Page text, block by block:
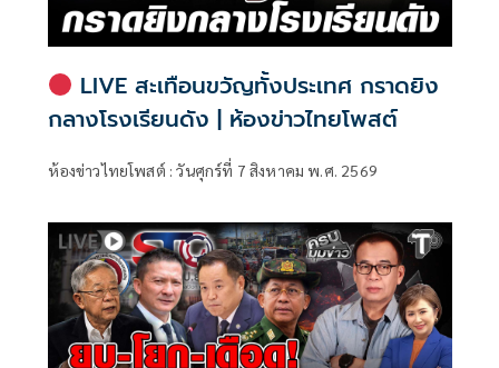
LIVE สะเทือนขวัญทั้งประเทศ กราดยิง
กลางโรงเรียนดัง | ห้องข่าวไทยโพสต์
ห้องข่าวไทยโพสต์ : วันศุกร์ที่ 7 สิงหาคม พ.ศ. 2569